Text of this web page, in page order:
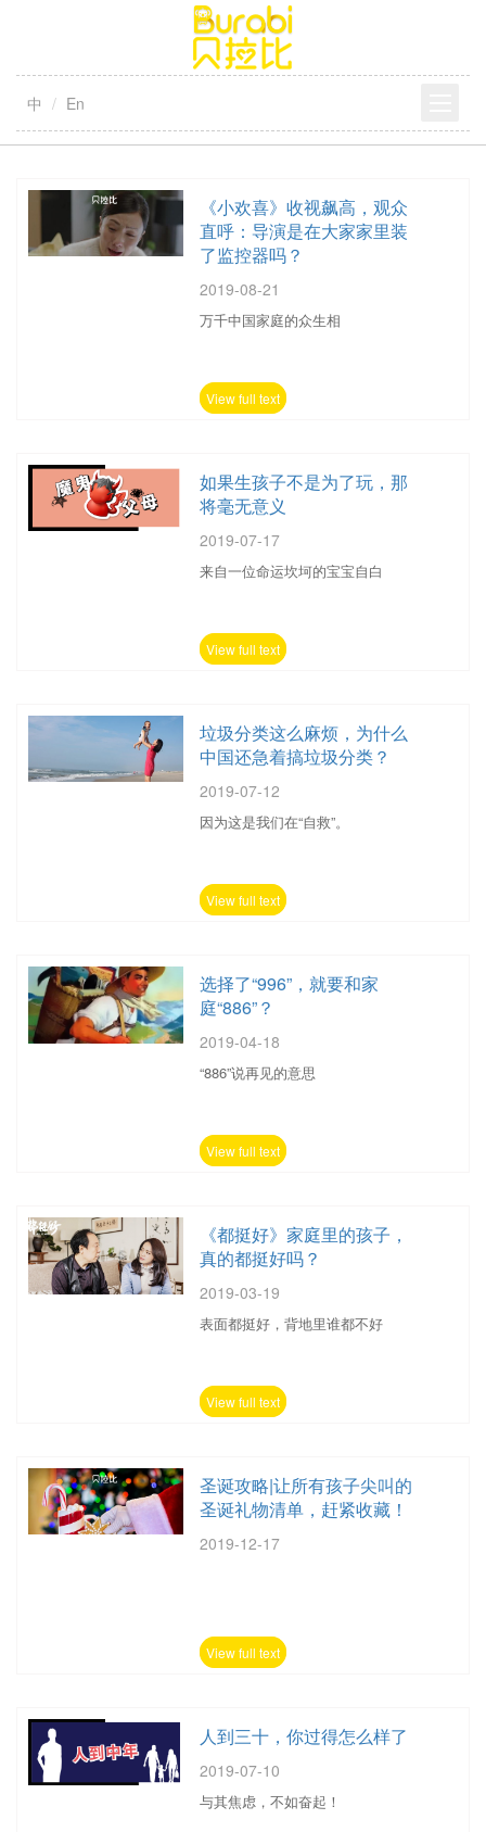
中 En
《小欢喜》收视飙高，观众
直呼：导演是在大家家里装
了监控器吗？
2019-08-21
万千中国家庭的众生相
View full text
如果生孩子不是为了玩，那
将毫无意义
2019-07-17
来自一位命运坎坷的宝宝自白
View full text
垃圾分类这么麻烦，为什么
中国还急着搞垃圾分类？
2019-07-12
因为这是我们在“自救”。
View full text
选择了“996”，就要和家
庭“886”？
2019-04-18
“886”说再见的意思
View full text
《都挺好》家庭里的孩子，
真的都挺好吗？
2019-03-19
表面都挺好，背地里谁都不好
View full text
圣诞攻略|让所有孩子尖叫的
圣诞礼物清单，赶紧收藏！
2019-12-17
View full text
人到三十，你过得怎么样了
2019-07-10
与其焦虑，不如奋起！